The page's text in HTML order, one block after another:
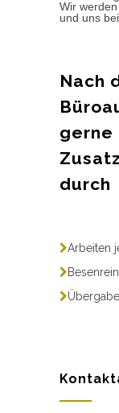
Wir
und uns
Nach
gerne
durch
Arbeiten
Besenrein